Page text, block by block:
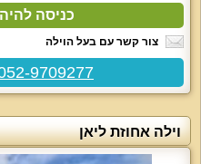
כניסה
צור קשר עם בעל הוילה
052-9709277 - טובה /
וילה אחוזת ליאן